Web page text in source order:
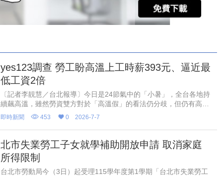
yes123調查 勞工盼高溫上工時薪393元、逼近最
低工資2倍
〔記者李靚慧／台北報導〕今日是24節氣中的「小暑」，全台各地持
續飆高溫，雖然勞資雙方對於「高溫假」的看法仍分歧，但仍有高達
98%的勞方希望能有「高溫津貼」，且認為平均每個月「至少」補貼
2367元，但資
即時新聞 453 0 2026-7-7
北市失業勞工子女就學補助開放申請 取消家庭
所得限制
台北市勞動局今（3日）起受理115學年度第1學期「台北市失業勞工